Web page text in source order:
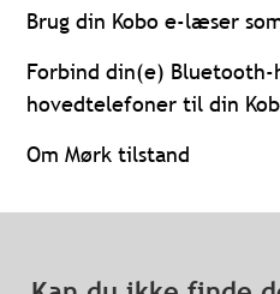
Brug din Kobo e-læser
Forbind din(e)
hovedtelefoner til din
Om Mørk tilstand